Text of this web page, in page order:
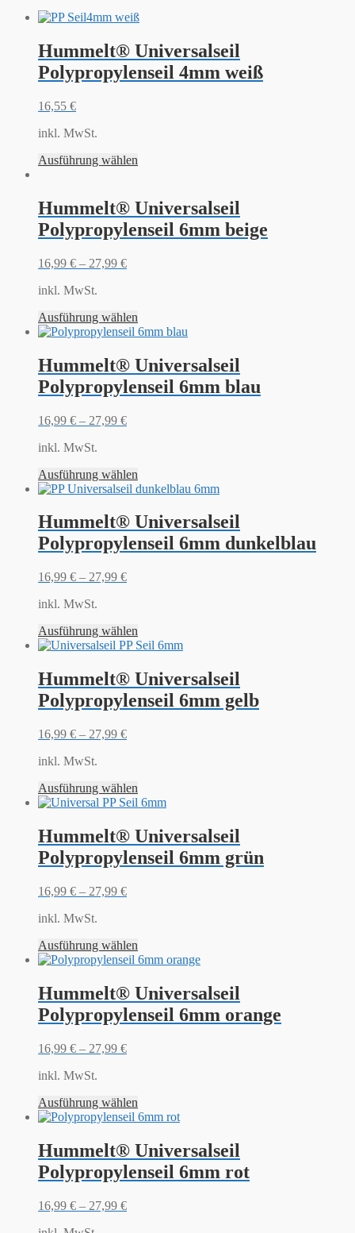
Hummelt® Universalseil
Polypropylenseil 4mm weiß
16,55 €
inkl. MwSt.
Ausführung wählen
Hummelt® Universalseil
Polypropylenseil 6mm beige
16,99 € – 27,99 €
inkl. MwSt.
Ausführung wählen
Hummelt® Universalseil
Polypropylenseil 6mm blau
16,99 € – 27,99 €
inkl. MwSt.
Ausführung wählen
Hummelt® Universalseil
Polypropylenseil 6mm dunkelblau
16,99 € – 27,99 €
inkl. MwSt.
Ausführung wählen
Hummelt® Universalseil
Polypropylenseil 6mm gelb
16,99 € – 27,99 €
inkl. MwSt.
Ausführung wählen
Hummelt® Universalseil
Polypropylenseil 6mm grün
16,99 € – 27,99 €
inkl. MwSt.
Ausführung wählen
Hummelt® Universalseil
Polypropylenseil 6mm orange
16,99 € – 27,99 €
inkl. MwSt.
Ausführung wählen
Hummelt® Universalseil
Polypropylenseil 6mm rot
16,99 € – 27,99 €